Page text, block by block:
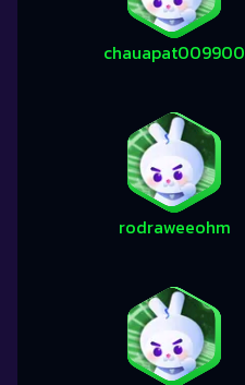
chauapat009900
rodraweeohm